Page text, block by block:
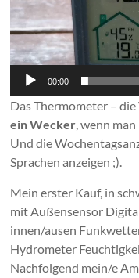
00:00
Das Thermometer –
ein Wecker, wenn
Und die
Sprachen anzeigen ;).
Mein erster Kauf, in
mit Außensensor
innen/ausen
Hydrometer
Nachfolgend mein/e